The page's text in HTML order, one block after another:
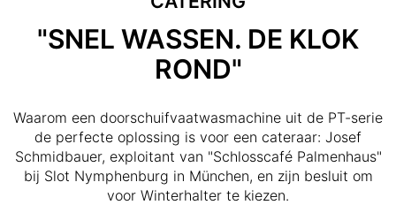
"SNEL WASSEN. DE KLOK
ROND"
Waarom een doorschuifvaatwasmachine uit de PT-serie
de perfecte oplossing is voor een cateraar: Josef
Schmidbauer, exploitant van "Schlosscafé Palmenhaus"
bij Slot Nymphenburg in München, en zijn besluit om
voor Winterhalter te kiezen.